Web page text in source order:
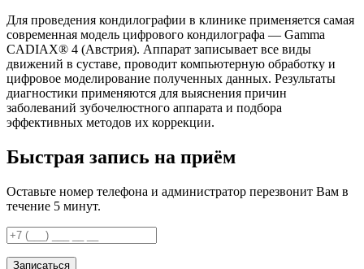
Для проведения кондилографии в клинике применяется самая
современная модель цифрового кондилографа — Gamma
CADIAX® 4 (Австрия). Аппарат записывает все виды
движений в суставе, проводит компьютерную обработку и
цифровое моделирование полученных данных. Результаты
диагностики применяются для выяснения причин
заболеваний зубочелюстного аппарата и подбора
эффективных методов их коррекции.
Быстрая запись на приём
Оставьте номер телефона и администратор перезвонит Вам в
течение 5 минут.
Записаться